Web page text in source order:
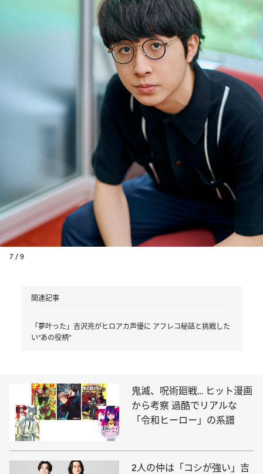
7 / 9
関連記事
「夢叶った」吉沢亮がヒロアカ声優に アフレコ秘話と挑戦した
い“あの役柄”
鬼滅、呪術廻戦… ヒット漫画
から考察 過酷でリアルな
「令和ヒーロー」の系譜
2人の仲は「コシが強い」吉